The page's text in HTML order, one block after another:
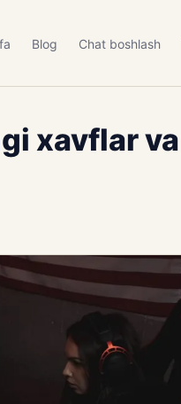
Blog Chat boshlash
xavflar va